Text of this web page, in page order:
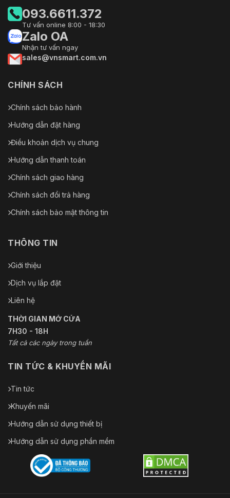
093.6611.372
Tư vấn online 8:00 - 18:30
Zalo OA
Nhận tư vấn ngay
sales@vnsmart.com.vn
CHÍNH SÁCH
Chính sách bảo hành
Hướng dẫn đặt hàng
Điều khoản dịch vụ chung
Hướng dẫn thanh toán
Chính sách giao hàng
Chính sách đổi trả hàng
Chính sách bảo mật thông tin
THÔNG TIN
Giới thiệu
Dịch vụ lắp đặt
Liên hệ
THỜI GIAN MỞ CỬA
7H30 - 18H
Tất cả các ngày trong tuần
TIN TỨC & KHUYẾN MÃI
Tin tức
Khuyến mãi
Hướng dẫn sử dụng thiết bị
Hướng dẫn sử dụng phần mềm